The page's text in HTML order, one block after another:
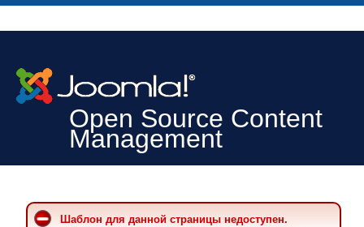
Open Source Content
Management
Шаблон для данной страницы недоступен.